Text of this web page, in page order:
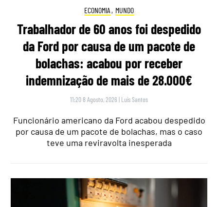
ECONOMIA , MUNDO
Trabalhador de 60 anos foi despedido
da Ford por causa de um pacote de
bolachas: acabou por receber
indemnização de mais de 28.000€
11:20 8 Agosto, 2026 | Luís Santos
Funcionário americano da Ford acabou despedido
por causa de um pacote de bolachas, mas o caso
teve uma reviravolta inesperada